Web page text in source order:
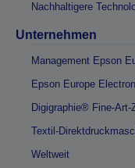
Nachhaltigere
Unternehmen
Management Epson
Epson Europe
Digigraphie® Fine-Art-
Textil-
Weltweit